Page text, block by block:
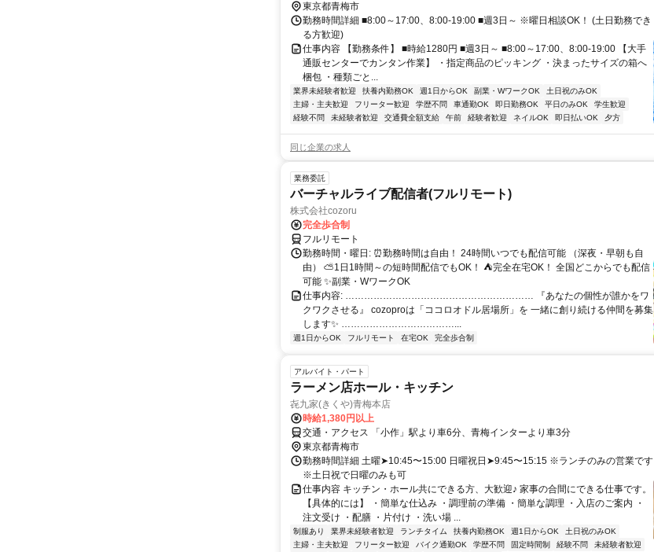
東京都青梅市
勤務時間詳細 ■8:00～17:00、8:00-19:00 ■週3日～ ※曜日相談OK！ (土日勤務でき
る方歓迎)
仕事内容 【勤務条件】 ■時給1280円 ■週3日～ ■8:00～17:00、8:00-19:00 【大手
通販センターでカンタン作業】 ・指定商品のピッキング ・決まったサイズの箱へ
梱包 ・種類ごと...
業界未経験者歓迎 扶養内勤務OK 週1日からOK 副業・WワークOK
土日祝のみOK
主婦・主夫歓迎
フリーター歓迎 学歴不問 車通勤OK 即日勤務OK 平日のみOK
学生歓迎
経験不問
未経験者歓迎 交通費全額支給 午前 経験者歓迎 ネイルOK 即日払いOK 夕方
同じ企業の求人
業務委託
バーチャルライブ配信者(フルリモート)
株式会社cozoru
完全歩合制
フルリモート
勤務時間・曜日: ⏰勤務時間は自由！ 24時間いつでも配信可能 （深夜・早朝も自
由） ⛅1日1時間～の短時間配信でもOK！ ⛺完全在宅OK！ 全国どこからでも配信
可能 ✨副業・WワークOK
仕事内容: …………………………………………………… 『あなたの個性が誰かをワ
クワクさせる』 cozoproは「ココロオドル居場所」を 一緒に創り続ける仲間を募集
します✨ ………………………………...
週1日からOK フルリモート 在宅OK 完全歩合制
アルバイト・パート
ラーメン店ホール・キッチン
㐂九家(きくや)青梅本店
時給1,380円以上
交通・アクセス 「小作」駅より車6分、青梅インターより車3分
東京都青梅市
勤務時間詳細 土曜➤10:45〜15:00 日曜祝日➤9:45〜15:15 ※ランチのみの営業です
※土日祝で日曜のみも可
仕事内容 キッチン・ホール共にできる方、大歓迎♪ 家事の合間にできる仕事です。
【具体的には】 ・簡単な仕込み ・調理前の準備 ・簡単な調理 ・入店のご案内 ・
注文受け ・配膳 ・片付け ・洗い場 ...
制服あり 業界未経験者歓迎 ランチタイム 扶養内勤務OK 週1日からOK
土日祝のみOK
主婦・主夫歓迎
フリーター歓迎 バイク通勤OK 学歴不問 固定時間制 経験不問 未経験者歓迎